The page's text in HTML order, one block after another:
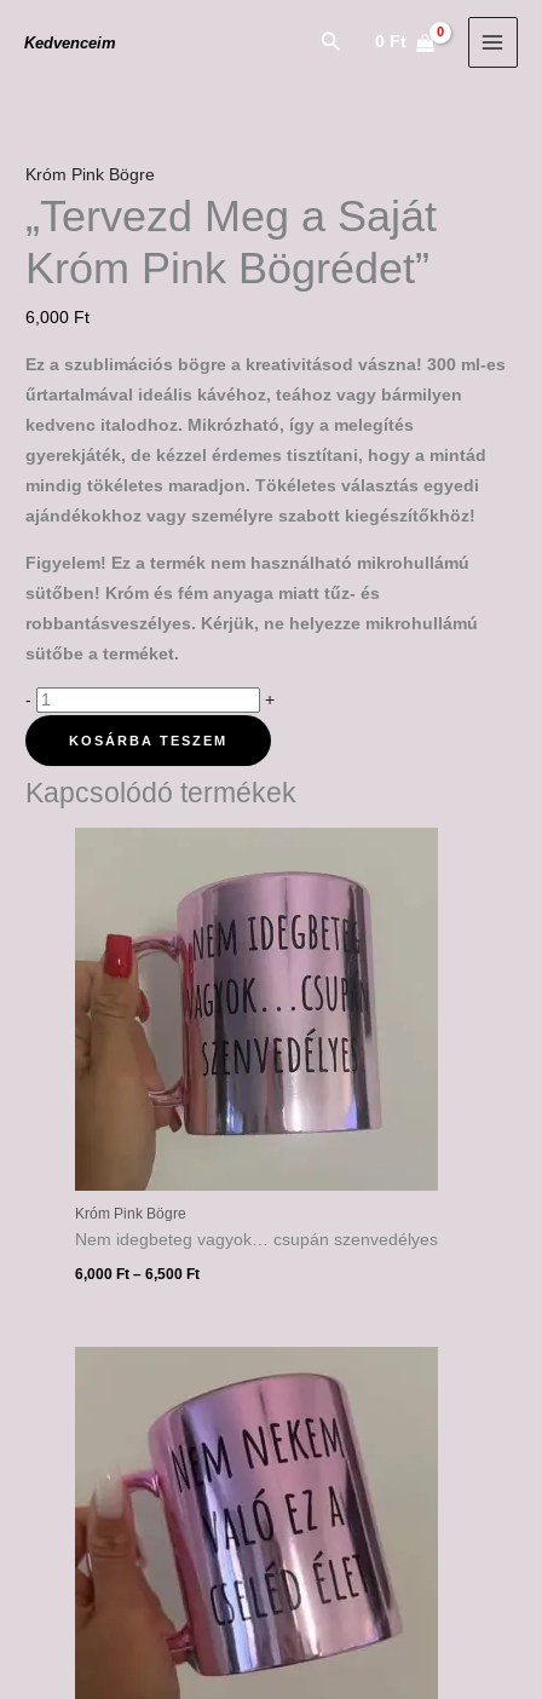
Kedvenceim Search
0 Ft
Króm Pink Bögre
„Tervezd Meg a Saját
Króm Pink Bögrédet”
6,000 Ft
Ez a szublimációs bögre a kreativitásod vászna! 300 ml-es
űrtartalmával ideális kávéhoz, teához vagy bármilyen
kedvenc italodhoz. Mikrózható, így a melegítés
gyerekjáték, de kézzel érdemes tisztítani, hogy a mintád
mindig tökéletes maradjon. Tökéletes választás egyedi
ajándékokhoz vagy személyre szabott kiegészítőkhöz!
Figyelem! Ez a termék nem használható mikrohullámú
sütőben! Króm és fém anyaga miatt tűz- és
robbantásveszélyes. Kérjük, ne helyezze mikrohullámú
sütőbe a terméket.
-
Meg
Pink
mennyiség
+
KOSÁRBA TESZEM
Kapcsolódó termékek
Króm Pink Bögre
Nem idegbeteg vagyok… csupán szenvedélyes
6,000 Ft – 6,500 Ft
6,500 Ft
6,500 Ft